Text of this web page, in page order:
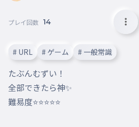
プレイ回数 14
# URL # ゲーム # 一般常識
たぶんむずい！
全部できたら神✨
難易度⭐⭐⭐⭐⭐